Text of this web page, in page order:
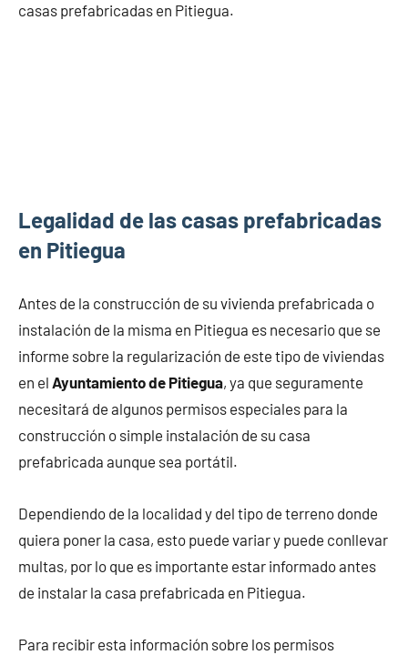
casas prefabricadas en Pitiegua.
Legalidad de las casas prefabricadas
en Pitiegua
Antes de la construcción de su vivienda prefabricada o
instalación de la misma en Pitiegua es necesario que se
informe sobre la regularización de este tipo de viviendas
en el Ayuntamiento de Pitiegua, ya que seguramente
necesitará de algunos permisos especiales para la
construcción o simple instalación de su casa
prefabricada aunque sea portátil.
Dependiendo de la localidad y del tipo de terreno donde
quiera poner la casa, esto puede variar y puede conllevar
multas, por lo que es importante estar informado antes
de instalar la casa prefabricada en Pitiegua.
Para recibir esta información sobre los permisos